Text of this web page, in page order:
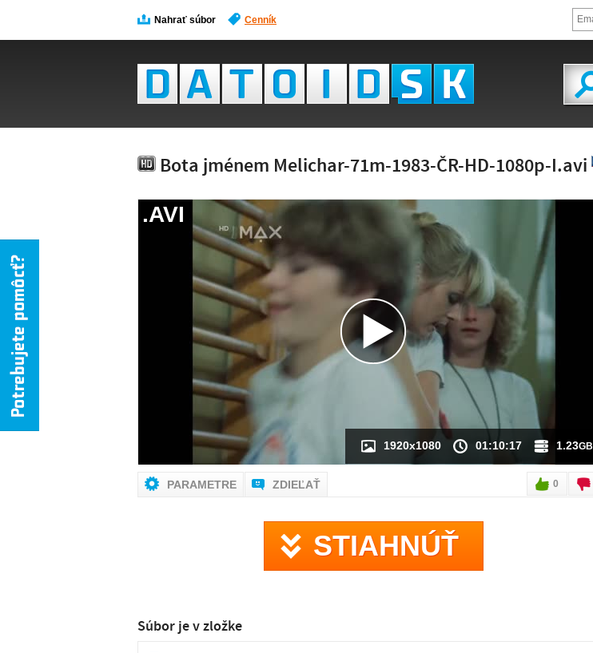
Nahrať súbor Cenník
Bota jménem Melichar-71m-1983-ČR-HD-1080p-I.avi
NÁHĽAD VIDEA
NIE JE K DISPOZÍCII
1920x1080 01:10:17 1.23GB
.AVI
PARAMETRE ZDIEĽAŤ 0
STIAHNÚŤ
Súbor je v zložke